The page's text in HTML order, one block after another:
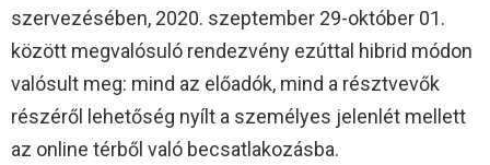
szervezésében, 2020. szeptember 29-október 01.
között megvalósuló rendezvény ezúttal hibrid módon
valósult meg: mind az előadók, mind a résztvevők
részéről lehetőség nyílt a személyes jelenlét mellett
az online térből való becsatlakozásba.